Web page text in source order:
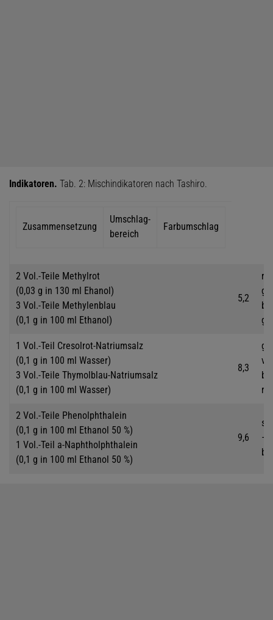
Indikatoren. Tab. 2: Mischindikatoren nach Tashiro.
Zusammensetzung
Umschlag-
bereich
Farbumschlag
2 Vol.-Teile Methylrot
(0,03 g in 130 ml Ehanol)
3 Vol.-Teile Methylenblau
(0,1 g in 100 ml Ethanol)
5,2
1 Vol.-Teil Cresolrot-Natriumsalz
(0,1 g in 100 ml Wasser)
3 Vol.-Teile Thymolblau-Natriumsalz
(0,1 g in 100 ml Wasser)
8,3
2 Vol.-Teile Phenolphthalein
(0,1 g in 100 ml Ethanol 50 %)
1 Vol.-Teil a-Naphtholphthalein
(0,1 g in 100 ml Ethanol 50 %)
9,6
–